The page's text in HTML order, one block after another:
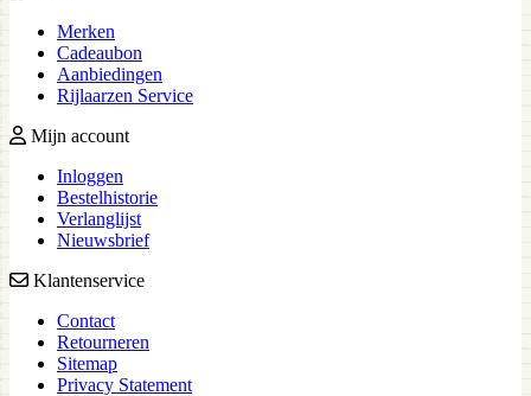
Merken
Cadeaubon
Aanbiedingen
Rijlaarzen Service
Mijn account
Inloggen
Bestelhistorie
Verlanglijst
Nieuwsbrief
Klantenservice
Contact
Retourneren
Sitemap
Privacy Statement